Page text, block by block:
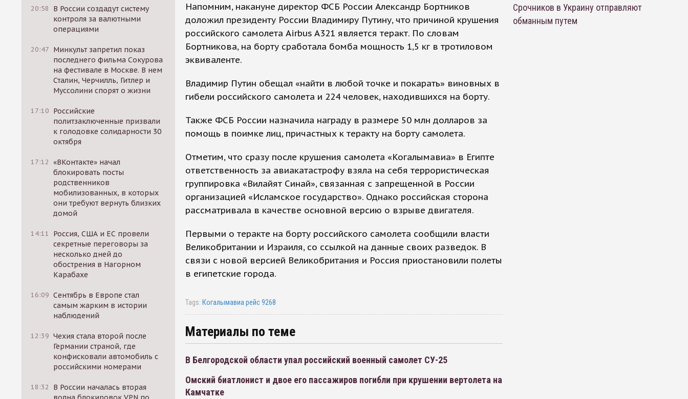
20:58
В России создадут систему
контроля за валютными
операциями
20:47 Минкульт запретил показ
последнего фильма Сокурова
на фестивале в Москве. В нем
Сталин, Черчилль, Гитлер и
Муссолини спорят о жизни
17:10 Российские
политзаключенные призвали
к голодовке солидарности 30
октября
17:12 «ВКонтакте» начал
блокировать посты
родственников
мобилизованных, в которых
они требуют вернуть близких
домой
14:11
Россия, США и ЕС провели
секретные переговоры за
несколько дней до
обострения в Нагорном
Карабахе
16:09 Сентябрь в Европе стал
самым жарким в истории
наблюдений
12:39 Чехия стала второй после
Германии страной, где
конфисковали автомобиль с
российскими номерами
18:32
В России началась вторая
Напомним, накануне директор ФСБ России Александр Бортников
доложил президенту России Владимиру Путину, что причиной крушения
российского самолета Airbus A321 является теракт. По словам
Бортникова, на борту сработала бомба мощность 1,5 кг в тротиловом
эквиваленте.
Владимир Путин обещал «найти в любой точке и покарать» виновных в
гибели российского самолета и 224 человек, находившихся на борту.
Также ФСБ России назначила награду в размере 50 млн долларов за
помощь в поимке лиц, причастных к теракту на борту самолета.
Отметим, что сразу после крушения самолета «Когалымавиа» в Египте
ответственность за авиакатастрофу взяла на себя террористическая
группировка «Вилайят Синай», связанная с запрещенной в России
организацией «Исламское государство». Однако российская сторона
рассматривала в качестве основной версию о взрыве двигателя.
Первыми о теракте на борту российского самолета сообщили власти
Великобритании и Израиля, со ссылкой на данные своих разведок. В
связи с новой версией Великобритания и Россия приостановили полеты
в египетские города.
Tags: Когалымавиа рейс 9268
Материалы по теме
В Белгородской области упал российский военный самолет СУ-25
Омский биатлонист и двое его пассажиров погибли при крушении вертолета на
Камчатке
Срочников в Украину отправляют
обманным путем